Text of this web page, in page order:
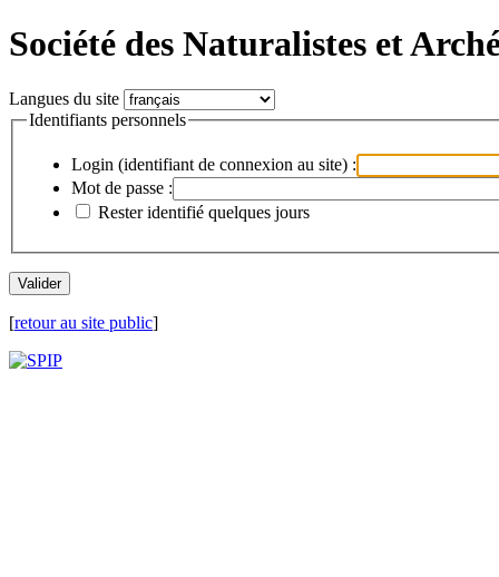
Société des Naturalistes et
Langues du site
Identifiants personnels
Login (identifiant de connexion au site) :
Mot de passe :
Rester identifié quelques jours
[retour au site public]